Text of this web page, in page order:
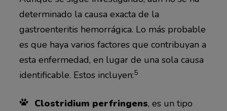
determinado la causa exacta de la
gastroenteritis hemorrágica. Lo más probable
es que haya varios factores que contribuyan a
esta enfermedad, en lugar de una sola causa
identificable. Estos incluyen:5
Clostridium perfringens, es un tipo